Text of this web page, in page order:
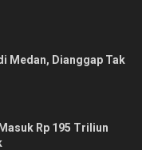
Medan, Dianggap Tak
Rp 195 Triliun